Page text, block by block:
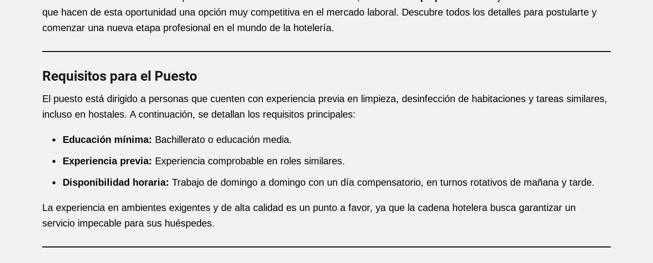
que hacen de esta oportunidad una opción muy competitiva en el mercado laboral. Descubre todos los detalles para postularte y
comenzar una nueva etapa profesional en el mundo de la hotelería.
Requisitos para el Puesto
El puesto está dirigido a personas que cuenten con experiencia previa en limpieza, desinfección de habitaciones y tareas similares,
incluso en hostales. A continuación, se detallan los requisitos principales:
Educación mínima: Bachillerato o educación media.
Experiencia previa: Experiencia comprobable en roles similares.
Disponibilidad horaria: Trabajo de domingo a domingo con un día compensatorio, en turnos rotativos de mañana y tarde.
La experiencia en ambientes exigentes y de alta calidad es un punto a favor, ya que la cadena hotelera busca garantizar un
servicio impecable para sus huéspedes.